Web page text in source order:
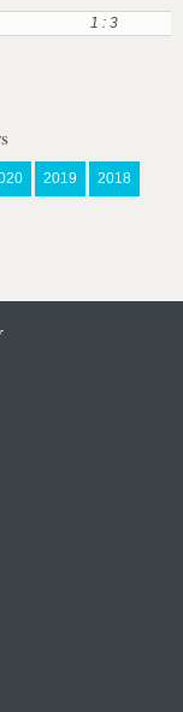
1 : 3
2019 2018